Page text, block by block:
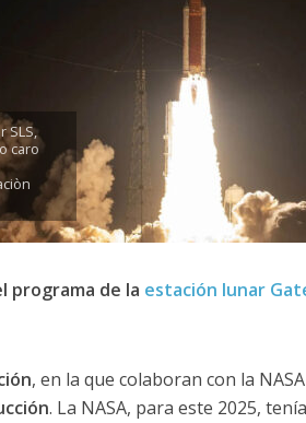
SLS,
caro
programa de la estación lunar
, en la que colaboran con la
. La NASA, para este 2025,